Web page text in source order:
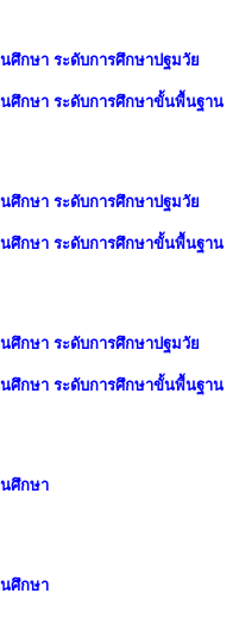
ศึกษา ระดับการศึกษาปฐมวัย
นศึกษา ระดับการศึกษาขั้นพื้นฐาน
ศึกษา ระดับการศึกษาปฐมวัย
นศึกษา ระดับการศึกษาขั้นพื้นฐาน
ศึกษา ระดับการศึกษาปฐมวัย
นศึกษา ระดับการศึกษาขั้นพื้นฐาน
นศึกษา
นศึกษา